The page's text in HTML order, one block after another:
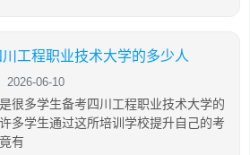
工程职业技术大学的多少人
2026-06-10
很多学生备考四川工程职业技术大学的
多学生通过这所培训学校提升自己的考
有